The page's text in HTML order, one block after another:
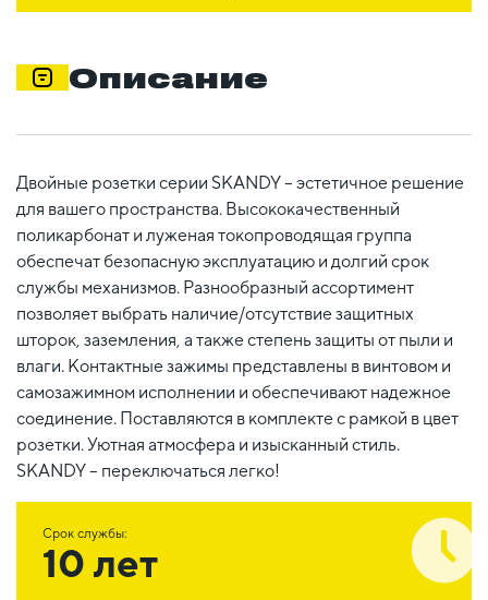
Описание
Двойные розетки серии SKANDY – эстетичное решение
для вашего пространства. Высококачественный
поликарбонат и луженая токопроводящая группа
обеспечат безопасную эксплуатацию и долгий срок
службы механизмов. Разнообразный ассортимент
позволяет выбрать наличие/отсутствие защитных
шторок, заземления, а также степень защиты от пыли и
влаги. Контактные зажимы представлены в винтовом и
самозажимном исполнении и обеспечивают надежное
соединение. Поставляются в комплекте с рамкой в цвет
розетки. Уютная атмосфера и изысканный стиль.
SKANDY – переключаться легко!
Срок службы:
10 лет